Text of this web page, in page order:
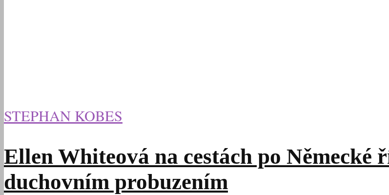
STEPHAN KOBES
Ellen Whiteová na cestách po Německé
duchovním probuzením